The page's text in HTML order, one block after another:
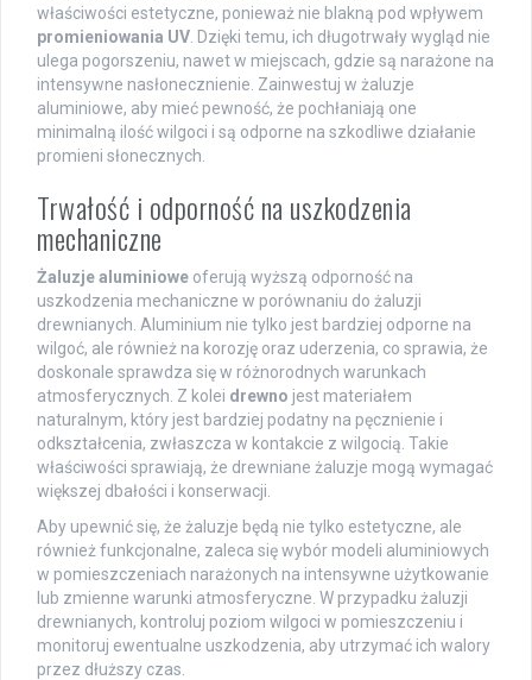
właściwości estetyczne, ponieważ nie blakną pod wpływem
promieniowania UV . Dzięki temu, ich długotrwały wygląd nie
ulega pogorszeniu, nawet w miejscach, gdzie są narażone na
intensywne nasłonecznienie. Zainwestuj w żaluzje
aluminiowe, aby mieć pewność, że pochłaniają one
minimalną ilość wilgoci i są odporne na szkodliwe działanie
promieni słonecznych.
Trwałość i odporność na uszkodzenia
mechaniczne
Żaluzje aluminiowe oferują wyższą odporność na
uszkodzenia mechaniczne w porównaniu do żaluzji
drewnianych. Aluminium nie tylko jest bardziej odporne na
wilgoć, ale również na korozję oraz uderzenia, co sprawia, że
doskonale sprawdza się w różnorodnych warunkach
atmosferycznych. Z kolei drewno jest materiałem
naturalnym, który jest bardziej podatny na pęcznienie i
odkształcenia, zwłaszcza w kontakcie z wilgocią. Takie
właściwości sprawiają, że drewniane żaluzje mogą wymagać
większej dbałości i konserwacji.
Aby upewnić się, że żaluzje będą nie tylko estetyczne, ale
również funkcjonalne, zaleca się wybór modeli aluminiowych
w pomieszczeniach narażonych na intensywne użytkowanie
lub zmienne warunki atmosferyczne. W przypadku żaluzji
drewnianych, kontroluj poziom wilgoci w pomieszczeniu i
monitoruj ewentualne uszkodzenia, aby utrzymać ich walory
przez dłuższy czas.